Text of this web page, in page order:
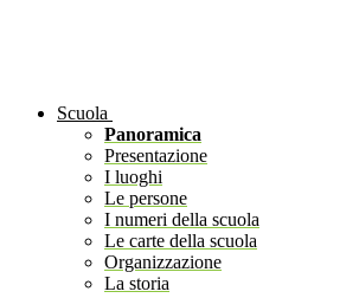
Scuola
Panoramica
Presentazione
I luoghi
Le persone
I numeri della scuola
Le carte della scuola
Organizzazione
La storia